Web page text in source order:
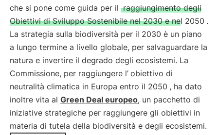
che si pone come guida per il raggiungimento degli
Obiettivi di Sviluppo Sostenibile nel 2030 e nel 2050 .
La strategia sulla biodiversità per il 2030 è un piano
a lungo termine a livello globale, per salvaguardare la
natura e invertire il degrado degli ecosistemi. La
Commissione, per raggiungere l’ obiettivo di
neutralità climatica in Europa entro il 2050 , ha dato
inoltre vita al Green Deal europeo, un pacchetto di
iniziative strategiche per raggiungere gli obiettivi in
materia di tutela della biodiversità e degli ecosistemi.